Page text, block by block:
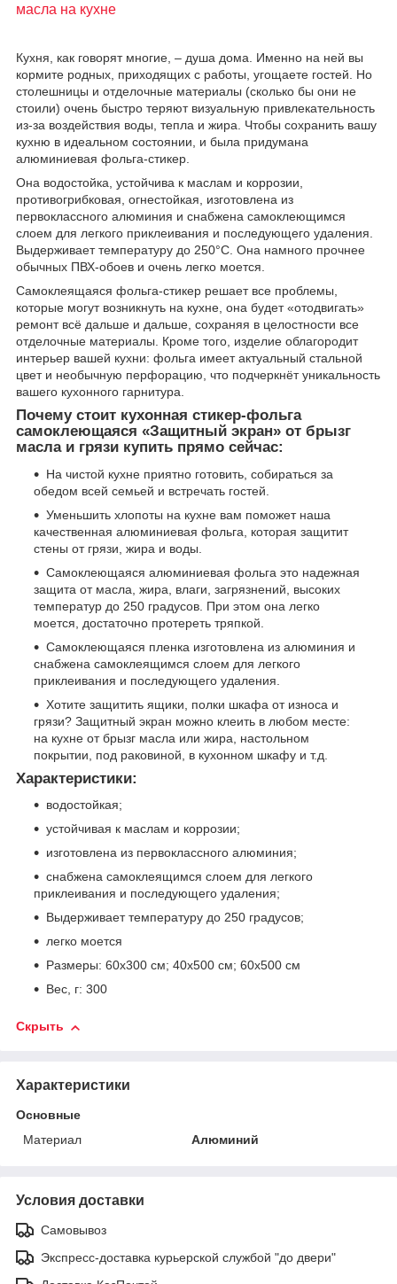
масла на кухне
Кухня, как говорят многие, – душа дома. Именно на ней вы
кормите родных, приходящих с работы, угощаете гостей. Но
столешницы и отделочные материалы (сколько бы они не
стоили) очень быстро теряют визуальную привлекательность
из-за воздействия воды, тепла и жира. Чтобы сохранить вашу
кухню в идеальном состоянии, и была придумана
алюминиевая фольга-стикер.
Она водостойка, устойчива к маслам и коррозии,
противогрибковая, огнестойкая, изготовлена из
первоклассного алюминия и снабжена самоклеющимся
слоем для легкого приклеивания и последующего удаления.
Выдерживает температуру до 250°C. Она намного прочнее
обычных ПВХ-обоев и очень легко моется.
Самоклеящаяся фольга-стикер решает все проблемы,
которые могут возникнуть на кухне, она будет «отодвигать»
ремонт всё дальше и дальше, сохраняя в целостности все
отделочные материалы. Кроме того, изделие облагородит
интерьер вашей кухни: фольга имеет актуальный стальной
цвет и необычную перфорацию, что подчеркнёт уникальность
вашего кухонного гарнитура.
Почему стоит кухонная стикер-фольга
самоклеющаяся «Защитный экран» от брызг
масла и грязи купить прямо сейчас:
На чистой кухне приятно готовить, собираться за
обедом всей семьей и встречать гостей.
Уменьшить хлопоты на кухне вам поможет наша
качественная алюминиевая фольга, которая защитит
стены от грязи, жира и воды.
Самоклеющаяся алюминиевая фольга это надежная
защита от масла, жира, влаги, загрязнений, высоких
температур до 250 градусов. При этом она легко
моется, достаточно протереть тряпкой.
Самоклеющаяся пленка изготовлена из алюминия и
снабжена самоклеящимся слоем для легкого
приклеивания и последующего удаления.
Хотите защитить ящики, полки шкафа от износа и
грязи? Защитный экран можно клеить в любом месте:
на кухне от брызг масла или жира, настольном
покрытии, под раковиной, в кухонном шкафу и т.д.
Характеристики:
водостойкая;
устойчивая к маслам и коррозии;
изготовлена из первоклассного алюминия;
снабжена самоклеящимся слоем для легкого
приклеивания и последующего удаления;
Выдерживает температуру до 250 градусов;
легко моется
Размеры: 60х300 см; 40х500 см; 60х500 см
Вес, г: 300
Скрыть
Характеристики
Основные
Материал
Алюминий
Условия доставки
Самовывоз
Экспресс-доставка курьерской службой "до двери"